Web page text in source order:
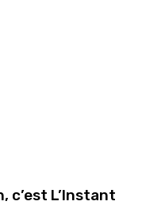
c’est L’Instant